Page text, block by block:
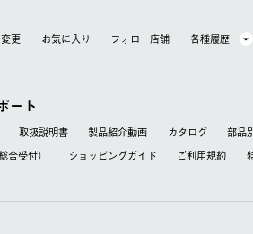
更 お気に⼊り フォロー店舗 各種履歴
ート
取扱説明書 製品紹介動画 カタログ 部品
合受付）
ショッピングガイド ご利用規約